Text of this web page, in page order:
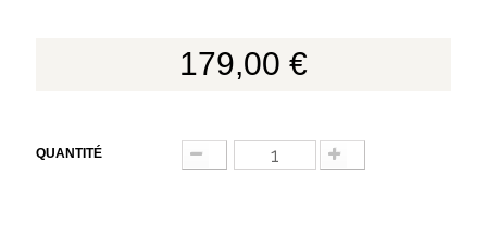
179,00 €
QUANTITÉ